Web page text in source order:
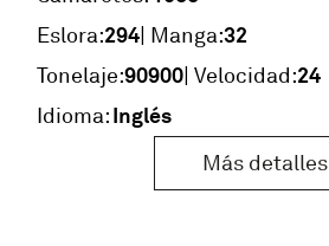
Eslora:294| Manga:32
Tonelaje:90900| Velocidad:24
Idioma:Inglés
Más detalles